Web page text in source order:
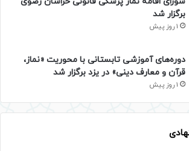
برگزار شد
1 روز پیش
دوره‌های آموزشی تابستانی با محوریت «نماز،
قرآن و معارف دینی» در یزد برگزار شد
1 روز پیش